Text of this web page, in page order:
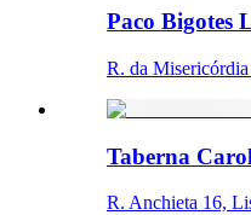
Paco Bigotes
R. da
Taberna
R. Anchieta 16,